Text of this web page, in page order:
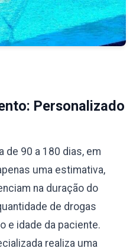
Personalizado
de 90 a 180 dias, em
uma estimativa,
na duração do
de drogas
e idade da paciente.
realiza uma